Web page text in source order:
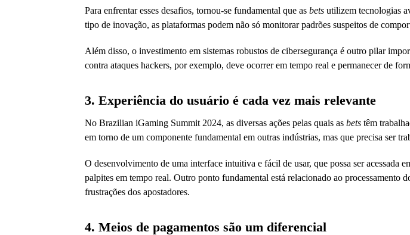
Para enfrentar esses desafios, tornou-se fundamental que asbets utilizem tecnologias
tipo de inovação, as plataformas podem não só monitorar padrões suspeitos de
Além disso, o investimento em sistemas robustos de cibersegurança é outro pilar
contra ataques hackers, por exemplo, deve ocorrer em tempo real e permanecer de
3. Experiência do usuário é cada vez mais relevante
No Brazilian iGaming Summit 2024, as diversas ações pelas quais asbets têm
em torno de um componente fundamental em outras indústrias, mas que precisa ser
O desenvolvimento de uma interface intuitiva e fácil de usar, que possa ser acessada
palpites em tempo real. Outro ponto fundamental está relacionado ao processamento
frustrações dos apostadores.
4. Meios de pagamentos são um diferencial